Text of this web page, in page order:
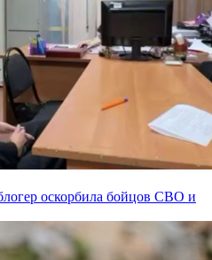
оскорбила бойцов СВО и